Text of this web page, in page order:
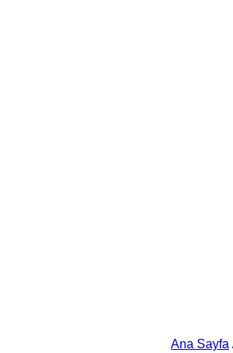
Ana Sayfa